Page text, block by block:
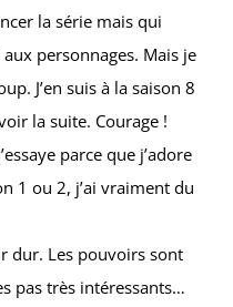
la série mais qui
personnages. Mais je
J’en suis à la saison 8
la suite. Courage !
parce que j’adore
1 ou 2, j’ai vraiment du
dur. Les pouvoirs sont
pas très intéressants…